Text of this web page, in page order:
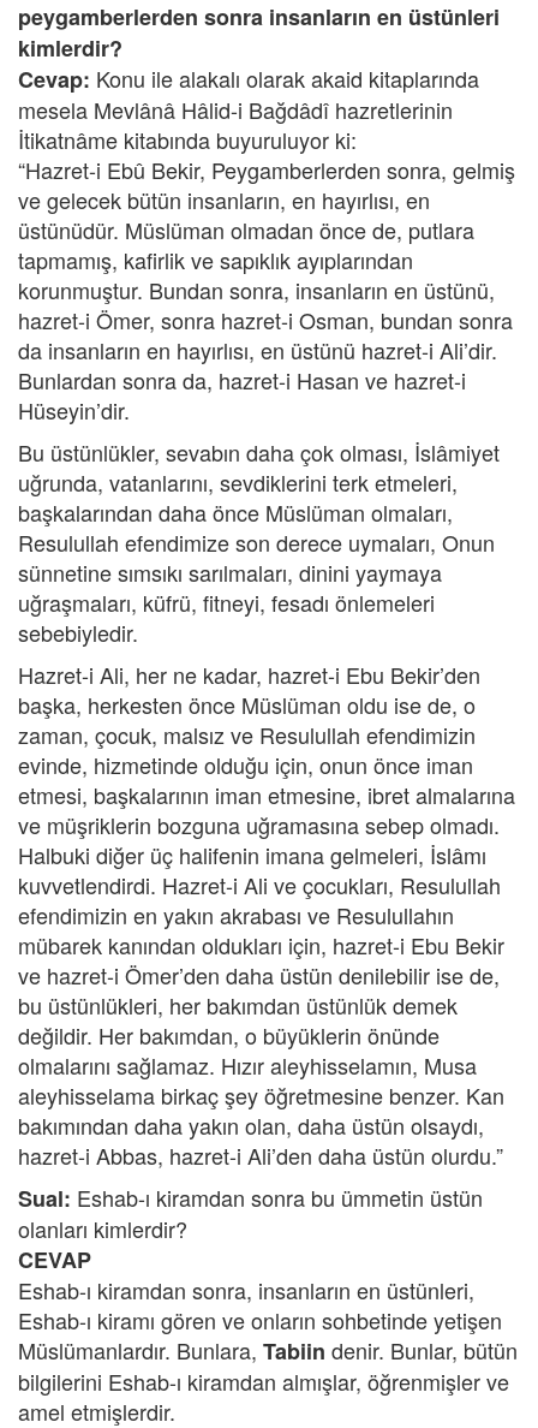
peygamberlerden sonra insanların en üstünleri
kimlerdir?
Cevap: Konu ile alakalı olarak akaid kitaplarında
mesela Mevlânâ Hâlid-i Bağdâdî hazretlerinin
İtikatnâme kitabında buyuruluyor ki:
“Hazret-i Ebû Bekir, Peygamberlerden sonra, gelmiş
ve gelecek bütün insanların, en hayırlısı, en
üstünüdür. Müslüman olmadan önce de, putlara
tapmamış, kafirlik ve sapıklık ayıplarından
korunmuştur. Bundan sonra, insanların en üstünü,
hazret-i Ömer, sonra hazret-i Osman, bundan sonra
da insanların en hayırlısı, en üstünü hazret-i Ali’dir.
Bunlardan sonra da, hazret-i Hasan ve hazret-i
Hüseyin’dir.
Bu üstünlükler, sevabın daha çok olması, İslâmiyet
uğrunda, vatanlarını, sevdiklerini terk etmeleri,
başkalarından daha önce Müslüman olmaları,
Resulullah efendimize son derece uymaları, Onun
sünnetine sımsıkı sarılmaları, dinini yaymaya
uğraşmaları, küfrü, fitneyi, fesadı önlemeleri
sebebiyledir.
Hazret-i Ali, her ne kadar, hazret-i Ebu Bekir’den
başka, herkesten önce Müslüman oldu ise de, o
zaman, çocuk, malsız ve Resulullah efendimizin
evinde, hizmetinde olduğu için, onun önce iman
etmesi, başkalarının iman etmesine, ibret almalarına
ve müşriklerin bozguna uğramasına sebep olmadı.
Halbuki diğer üç halifenin imana gelmeleri, İslâmı
kuvvetlendirdi. Hazret-i Ali ve çocukları, Resulullah
efendimizin en yakın akrabası ve Resulullahın
mübarek kanından oldukları için, hazret-i Ebu Bekir
ve hazret-i Ömer’den daha üstün denilebilir ise de,
bu üstünlükleri, her bakımdan üstünlük demek
değildir. Her bakımdan, o büyüklerin önünde
olmalarını sağlamaz. Hızır aleyhisselamın, Musa
aleyhisselama birkaç şey öğretmesine benzer. Kan
bakımından daha yakın olan, daha üstün olsaydı,
hazret-i Abbas, hazret-i Ali’den daha üstün olurdu.”
Sual: Eshab-ı kiramdan sonra bu ümmetin üstün
olanları kimlerdir?
CEVAP
Eshab-ı kiramdan sonra, insanların en üstünleri,
Eshab-ı kiramı gören ve onların sohbetinde yetişen
Müslümanlardır. Bunlara, Tabiin denir. Bunlar, bütün
bilgilerini Eshab-ı kiramdan almışlar, öğrenmişler ve
amel etmişlerdir.